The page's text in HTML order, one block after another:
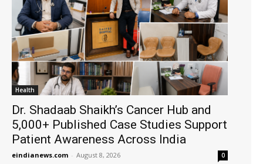
Health
Dr. Shadaab Shaikh’s Cancer Hub and
5,000+ Published Case Studies Support
Patient Awareness Across India
eindianews.com - August 8, 2026 0